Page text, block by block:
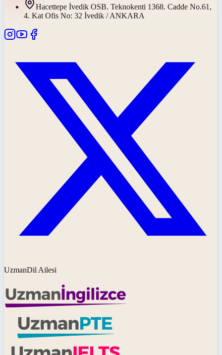
Hacettepe İvedik OSB. Teknokenti 1368. Cadde No.61,
4. Kat Ofis No: 32 İvedik / ANKARA
UzmanDil Ailesi